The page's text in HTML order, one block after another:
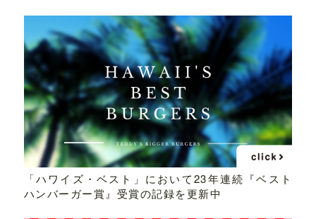
「ハワイズ・ベスト」において23年連続『ベスト
ハンバーガー賞』受賞の記録を更新中